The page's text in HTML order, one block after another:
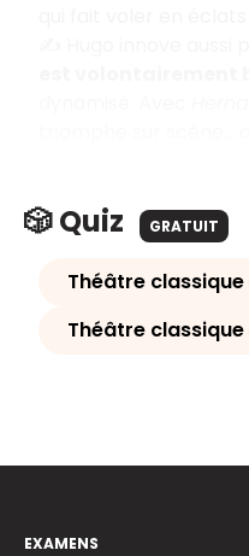
🎲 Quiz GRATUIT
Théâtre
Théâtre
EXAMENS